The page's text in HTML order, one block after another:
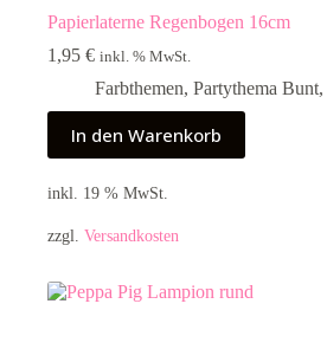
Papierlaterne Regenbogen 16cm
1,95 € inkl. % MwSt.
Farbthemen, Partythema Bunt,
In den Warenkorb
inkl. 19 % MwSt.
zzgl. Versandkosten